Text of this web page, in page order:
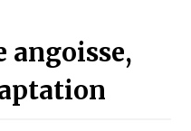
angoisse,